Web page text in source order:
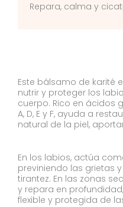
Repara, calma y
Este bálsamo de karité
nutrir y proteger los
cuerpo. Rico en ácidos
A, D, E y F, ayuda a
natural de la piel,
En los labios, actúa
previniendo las grietas
tirantez. En las zonas
y repara en
flexible y protegida de